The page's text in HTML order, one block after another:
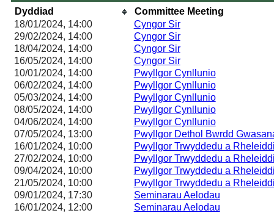
Dyddiad
Committee Meeting
18/01/2024, 14:00
Cyngor Sir
29/02/2024, 14:00 Cyngor Sir
18/04/2024, 14:00 Cyngor Sir
16/05/2024, 14:00 Cyngor Sir
10/01/2024, 14:00 Pwyllgor Cynllunio
06/02/2024, 14:00 Pwyllgor Cynllunio
05/03/2024, 14:00 Pwyllgor Cynllunio
08/05/2024, 14:00 Pwyllgor Cynllunio
04/06/2024, 14:00 Pwyllgor Cynllunio
07/05/2024, 13:00
Pwyllgor Dethol Bwrdd
16/01/2024, 10:00
Pwyllgor Trwyddedu a
27/02/2024, 10:00
Pwyllgor Trwyddedu a
09/04/2024, 10:00
Pwyllgor Trwyddedu a
21/05/2024, 10:00
Pwyllgor Trwyddedu a
09/01/2024, 17:30
Seminarau Aelodau
16/01/2024, 12:00 Seminarau Aelodau